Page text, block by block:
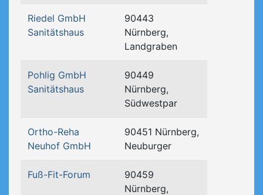
Riedel GmbH
Sanitätshaus
90443
Nürnberg,
Landgraben
Pohlig GmbH
Sanitätshaus
90449
Nürnberg,
Südwestpar
Ortho-Reha
Neuhof GmbH
90451 Nürnberg,
Neuburger
Fuß-Fit-Forum
90459
Nürnberg,